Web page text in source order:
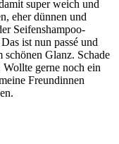
super weich und
eher dünnen und
Seifenshampoo-
ist nun passé und
Glanz. Schade
Wollte gerne noch ein
Freundinnen